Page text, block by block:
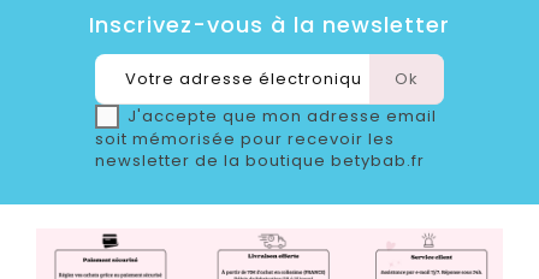
Inscrivez-vous à la newsletter
J'accepte que mon adresse email
soit mémorisée pour recevoir les
newsletter de la boutique betybab.fr